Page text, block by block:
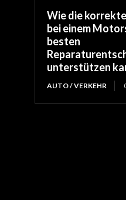
Wie die
bei einem
besten
unterstützen
AUTO / VERKEHR